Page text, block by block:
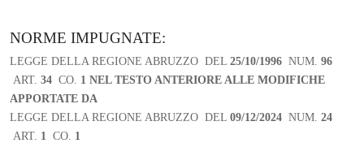
NORME IMPUGNATE:
LEGGE DELLA REGIONE ABRUZZO DEL 25/10/1996 NUM. 96
ART. 34 CO. 1 NEL TESTO ANTERIORE ALLE MODIFICHE
APPORTATE DA
LEGGE DELLA REGIONE ABRUZZO DEL 09/12/2024 NUM. 24
ART. 1 CO. 1